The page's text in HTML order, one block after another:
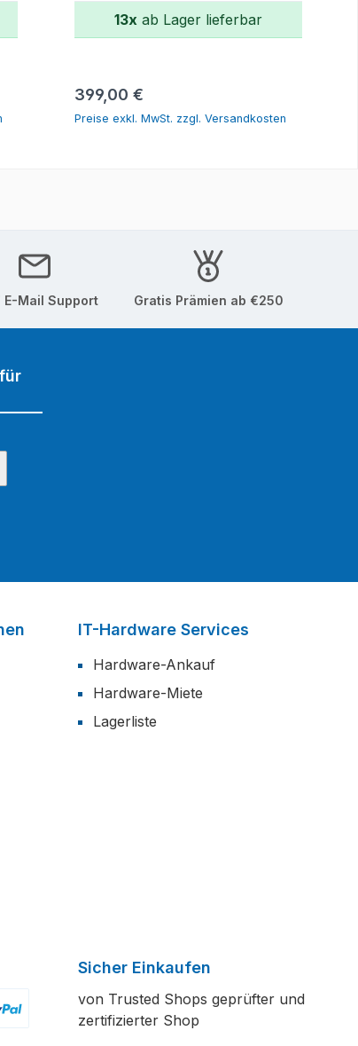
13x ab Lager lieferbar
Regulärer Preis:
399,00 €
Preise exkl. MwSt. zzgl. Versandkosten
In den Warenkorb
E-Mail Support Gratis Prämien ab €250
IT-Hardware Services
Hardware-Ankauf
Hardware-Miete
Lagerliste
Sicher Einkaufen
von Trusted Shops geprüfter und
zertifizierter Shop